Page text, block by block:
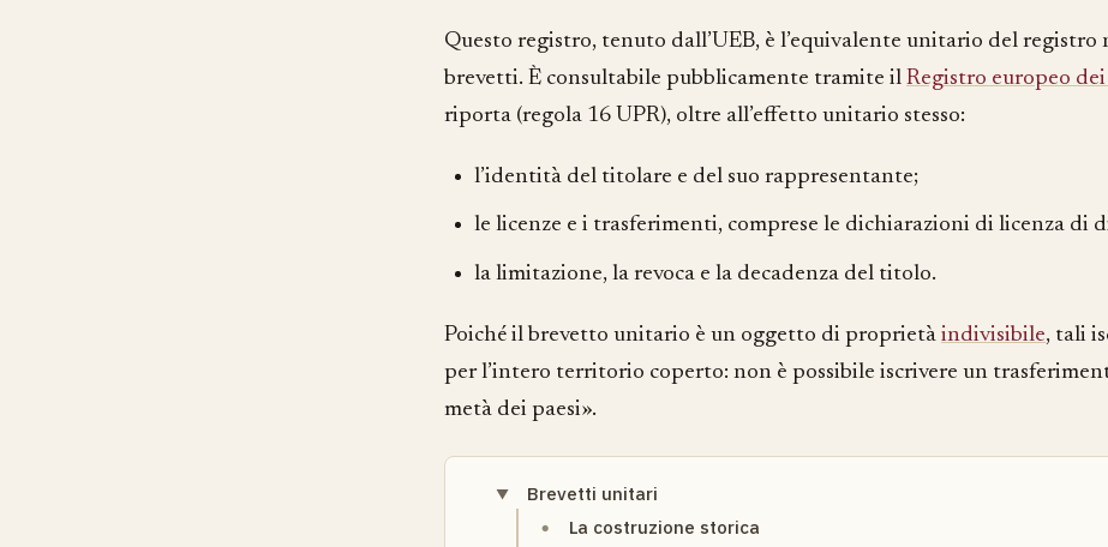
Questo registro, tenuto dall’UEB, è l’equivalente unitario del registro
brevetti. È consultabile pubblicamente tramite il Registro europeo
riporta (regola 16 UPR), oltre all’effetto unitario stesso:
l’identità del titolare e del suo rappresentante;
le licenze e i trasferimenti, comprese le dichiarazioni di licenza di
la limitazione, la revoca e la decadenza del titolo.
Poiché il brevetto unitario è un oggetto di proprietà indivisibile, tali
per l’intero territorio coperto: non è possibile iscrivere un
metà dei paesi».
Brevetti unitari
La costruzione storica